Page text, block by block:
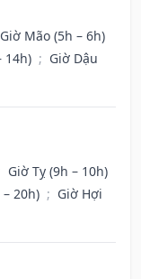
Giờ Mão (5h – 6h)
14h) ; Giờ Dậu
Giờ Tỵ (9h – 10h)
20h) ; Giờ Hợi